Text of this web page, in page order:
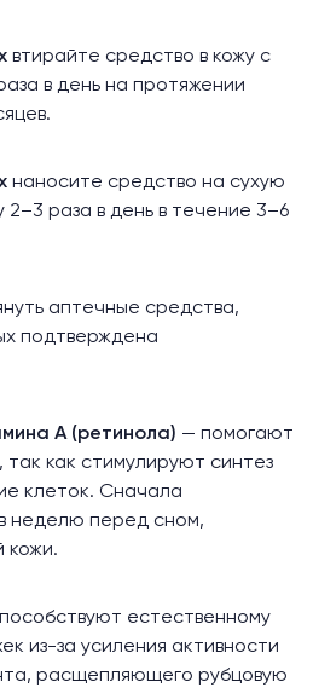
втирайте средство в кожу с
в день на протяжении
наносите средство на сухую
раза в день в течение 3–6
аптечные средства,
подтверждена
А (ретинола) — помогают
так как стимулируют синтез
клеток. Сначала
неделю перед сном,
кожи.
естественному
из-за усиления активности
расщепляющего рубцовую